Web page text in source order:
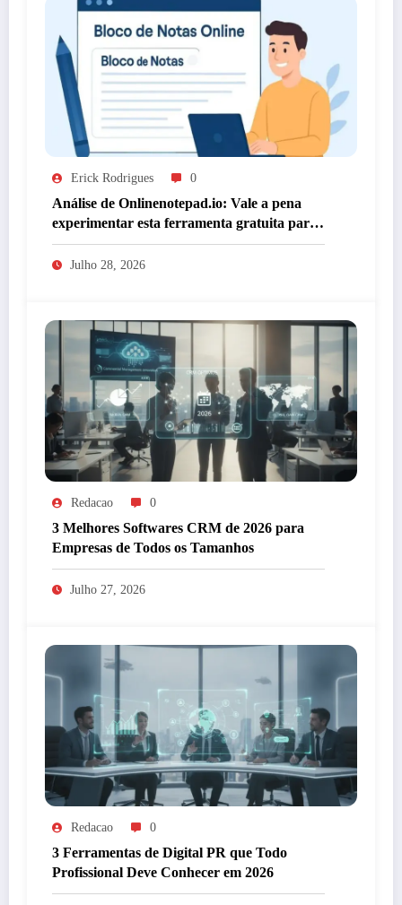
Erick Rodrigues 0
Análise de Onlinenotepad.io: Vale a pena
experimentar esta ferramenta gratuita para
anotações?
Julho 28, 2026
Redacao 0
3 Melhores Softwares CRM de 2026 para
Empresas de Todos os Tamanhos
Julho 27, 2026
Redacao 0
3 Ferramentas de Digital PR que Todo
Profissional Deve Conhecer em 2026